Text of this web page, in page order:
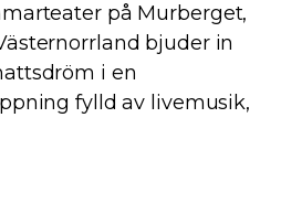
på Murberget,
bjuder in
i en
fylld av livemusik,
blir stort, musikaliskt